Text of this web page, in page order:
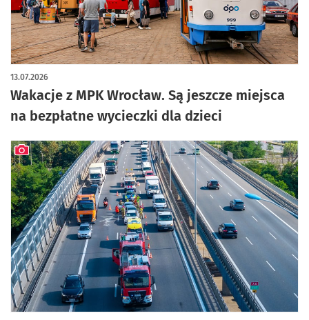
Wakacje z MPK Wrocław. Są jeszcze miejsca
na bezpłatne wycieczki dla dzieci
13.07.2026